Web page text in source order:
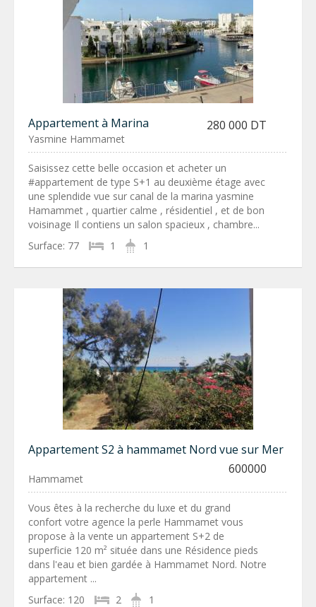
Appartement à Marina 280 000 DT
Yasmine Hammamet
Saisissez cette belle occasion et acheter un
#appartement de type S+1 au deuxième étage avec
une splendide vue sur canal de la marina yasmine
Hamammet , quartier calme , résidentiel , et de bon
voisinage Il contiens un salon spacieux , chambre...
Surface: 77 1 1
Appartement S2 à hammamet Nord vue sur Mer
600000
Hammamet
Vous êtes à la recherche du luxe et du grand
confort votre agence la perle Hammamet vous
propose à la vente un appartement S+2 de
superficie 120 m² située dans une Résidence pieds
dans l'eau et bien gardée à Hammamet Nord. Notre
appartement ...
Surface: 120 2 1